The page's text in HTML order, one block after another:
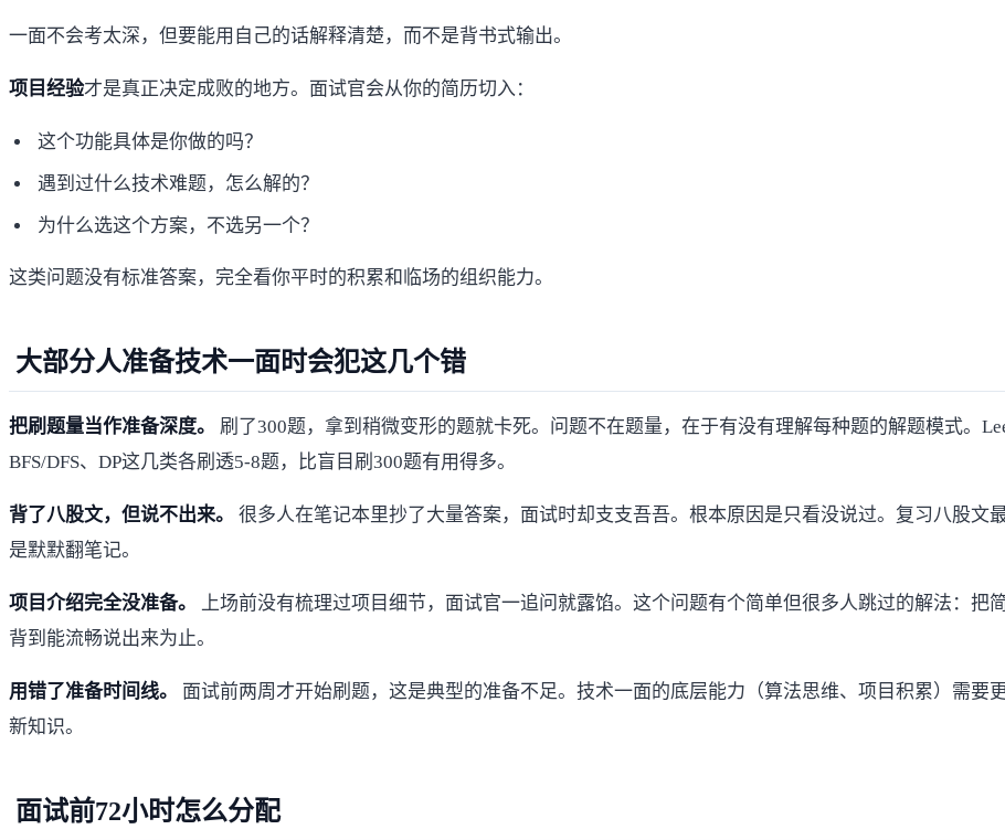
一面不会考太深，但要能用自己的话解释清楚，而不是背书式输出。
项目经验才是真正决定成败的地方。面试官会从你的简历切入：
这个功能具体是你做的吗？
遇到过什么技术难题，怎么解的？
为什么选这个方案，不选另一个？
这类问题没有标准答案，完全看你平时的积累和临场的组织能力。
大部分人准备技术一面时会犯这几个错
把刷题量当作准备深度。
刷了300题，拿到稍微变形的题就卡死。问题不在题量，在于有没有理解每种题的解题模式。
BFS/DFS、DP这几类各刷透5-8题，比盲目刷300题有用得多。
背了八股文，但说不出来。
很多人在笔记本里抄了大量答案，面试时却支支吾吾。根本原因是只看没说过。复习八股文
是默默翻笔记。
项目介绍完全没准备。
上场前没有梳理过项目细节，面试官一追问就露馅。这个问题有个简单但很多人跳过的解法：把
背到能流畅说出来为止。
用错了准备时间线。
面试前两周才开始刷题，这是典型的准备不足。技术一面的底层能力（算法思维、项目积累）需要
新知识。
面试前72小时怎么分配